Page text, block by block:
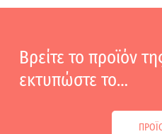
Βρείτε το προϊόν
εκτυπώστε το…